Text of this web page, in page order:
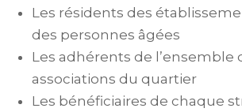
Les résidents des
des personnes âgées
Les adhérents de l’ensemble
associations du quartier
Les bénéficiaires de chaque